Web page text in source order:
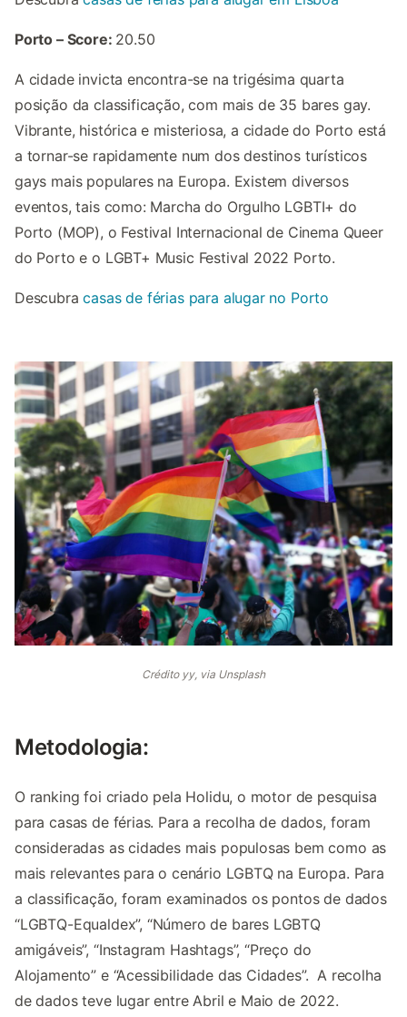
Porto – Score: 20.50
A cidade invicta encontra-se na trigésima quarta
posição da classificação, com mais de 35 bares gay.
Vibrante, histórica e misteriosa, a cidade do Porto está
a tornar-se rapidamente num dos destinos turísticos
gays mais populares na Europa. Existem diversos
eventos, tais como: Marcha do Orgulho LGBTI+ do
Porto (MOP), o Festival Internacional de Cinema Queer
do Porto e o LGBT+ Music Festival 2022 Porto.
Descubracasas de férias para alugar no Porto
Crédito yy, via Unsplash
Metodologia:
O ranking foi criado pela Holidu, o motor de pesquisa
para casas de férias. Para a recolha de dados, foram
consideradas as cidades mais populosas bem como as
mais relevantes para o cenário LGBTQ na Europa. Para
a classificação, foram examinados os pontos de dados
“LGBTQ-Equaldex”, “Número de bares LGBTQ
amigáveis”, “Instagram Hashtags”, “Preço do
Alojamento” e “Acessibilidade das Cidades”. A recolha
de dados teve lugar entre Abril e Maio de 2022.